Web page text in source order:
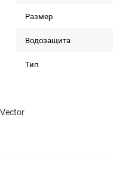
Размер
Водозащита
Тип
Vector